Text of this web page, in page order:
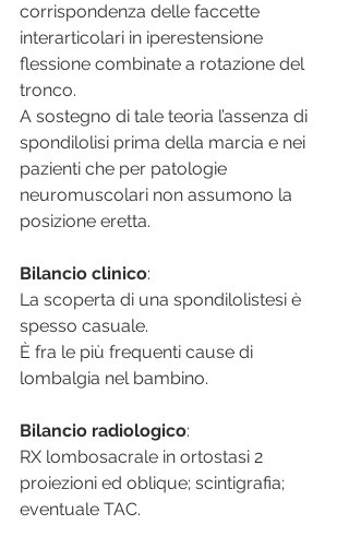
corrispondenza delle faccette
interarticolari in iperestensione
flessione combinate a rotazione del
tronco.
A sostegno di tale teoria l’assenza di
spondilolisi prima della marcia e nei
pazienti che per patologie
neuromuscolari non assumono la
posizione eretta.
Bilancio clinico:
La scoperta di una spondilolistesi è
spesso casuale.
È fra le più frequenti cause di
lombalgia nel bambino.
Bilancio radiologico:
RX lombosacrale in ortostasi 2
proiezioni ed oblique; scintigrafia;
eventuale TAC.